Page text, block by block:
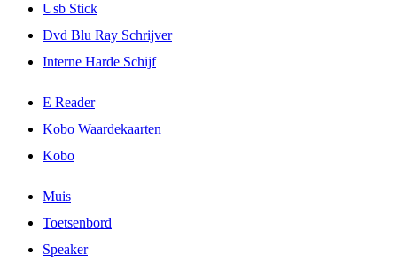
Usb Stick
Dvd Blu Ray Schrijver
Interne Harde Schijf
E Reader
Kobo Waardekaarten
Kobo
Muis
Toetsenbord
Speaker